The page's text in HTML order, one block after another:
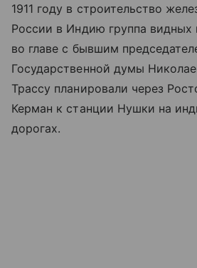
1911 году в строительство
России в Индию группа видных
во главе с бывшим
Государственной думы
Трассу планировали через
Керман к станции Нушки на
дорогах.